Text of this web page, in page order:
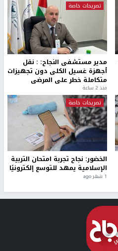
تصريحات خاصة
مدير مستشفى النجاح: : نقل
أجهزة غسيل الكلى دون تجهيزات
متكاملة خطر على المرضى
منذ 2 ساعة
تصريحات خاصة
الخضور: نجاح تجربة امتحان التربية
الإسلامية يمهد للتوسع إلكترونيًا
1 شهر ago